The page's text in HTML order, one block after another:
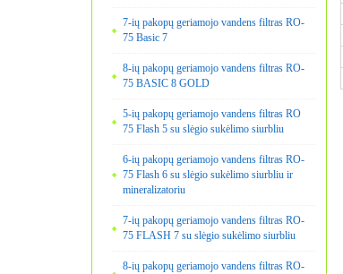
7-ių pakopų geriamojo vandens filtras RO-
75 Basic 7
8-ių pakopų geriamojo vandens filtras RO-
75 BASIC 8 GOLD
5-ių pakopų geriamojo vandens filtras RO
75 Flash 5 su slėgio sukėlimo siurbliu
6-ių pakopų geriamojo vandens filtras RO-
75 Flash 6 su slėgio sukėlimo siurbliu ir
mineralizatoriu
7-ių pakopų geriamojo vandens filtras RO-
75 FLASH 7 su slėgio sukėlimo siurbliu
8-ių pakopų geriamojo vandens filtras RO-